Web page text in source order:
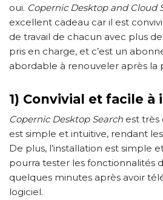
oui. Copernic Desktop and Cloud
excellent cadeau car il est
de travail de chacun avec plus
pris en charge, et c’est un
abordable à renouveler après la
1) Convivial et facile à
Copernic Desktop Search est très
est simple et intuitive, rendant
De plus, l’installation est simple
pourra tester les fonctionnalités
quelques minutes après avoir
logiciel.